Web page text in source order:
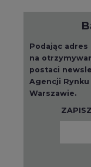
Podając
na
postaci
Agencji Rynku
Warszawie.